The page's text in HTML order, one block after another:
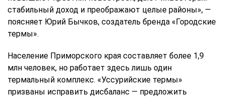
стабильный доход и преображают целые районы», —
поясняет Юрий Бычков, создатель бренда «Городские
термы».
Население Приморского края составляет более 1,9
млн человек, но работает здесь лишь один
термальный комплекс. «Уссурийские термы»
призваны исправить дисбаланс — предложить